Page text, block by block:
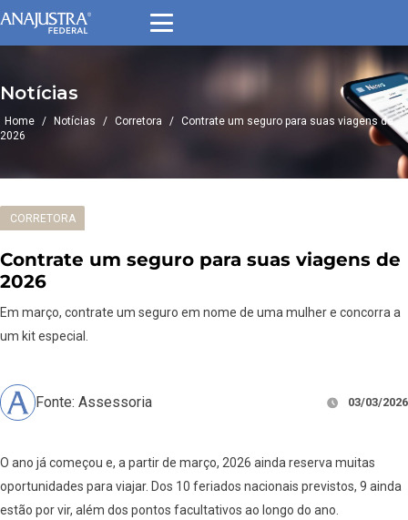
Notícias
Home / Notícias / Corretora / Contrate um seguro para suas viagens de
2026
CORRETORA
Contrate um seguro para suas viagens de
2026
Em março, contrate um seguro em nome de uma mulher e concorra a
um kit especial.
Fonte: Assessoria 03/03/2026
O ano já começou e, a partir de março, 2026 ainda reserva muitas
oportunidades para viajar. Dos 10 feriados nacionais previstos, 9 ainda
estão por vir, além dos pontos facultativos ao longo do ano.